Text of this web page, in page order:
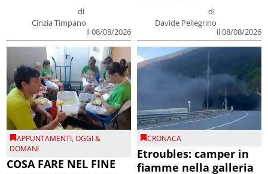
di
Cinzia Timpano
il 08/08/2026
di
Davide Pellegrino
il 08/08/2026
APPUNTAMENTI,OGGI &
DOMANI
COSA FARE NEL FINE
CRONACA
Etroubles: camper in
fiamme nella galleria